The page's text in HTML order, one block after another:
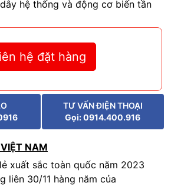
hệ thống và động cơ biến tần
hệ đặt hàng
TƯ VẤN ĐIỆN THOẠI
Gọi: 0914.400.916
NAM
xuất sắc toàn quốc năm 2023
liên 30/11 hàng năm của